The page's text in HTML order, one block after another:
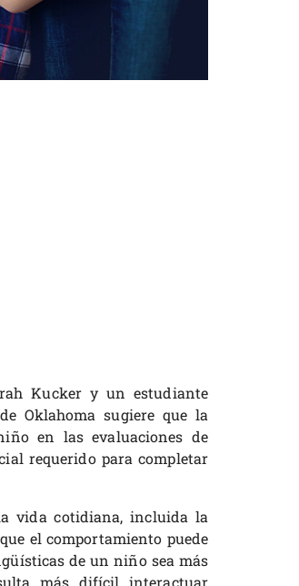
Kucker y un estudiante
Oklahoma sugiere que la
en las evaluaciones de
requerido para completar
vida cotidiana, incluida la
el comportamiento puede
de un niño sea más
más difícil interactuar